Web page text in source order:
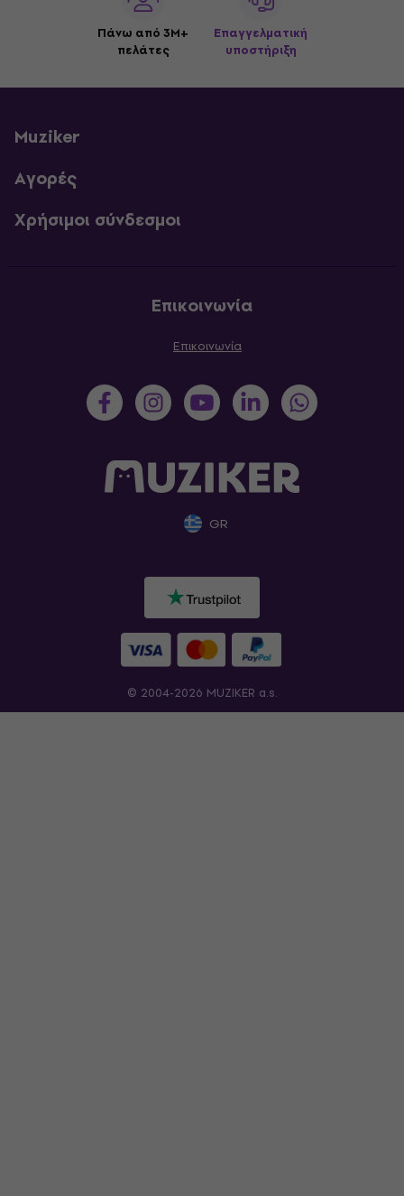
Πάνω από 3M+
πελάτες
Επαγγελματική
υποστήριξη
Muziker
Αγορές
Χρήσιμοι σύνδεσμοι
Επικοινωνία
Επικοινωνία
GR
© 2004-2026 MUZIKER a.s.